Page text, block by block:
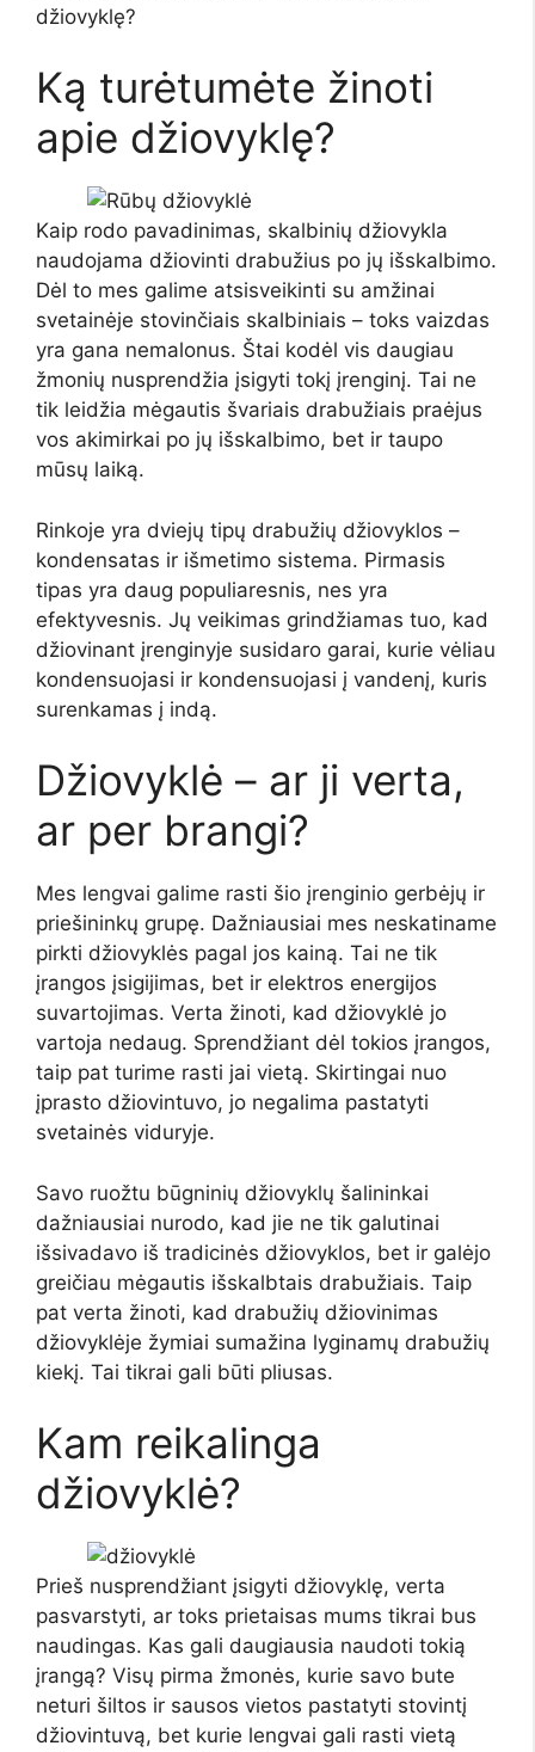
džiovyklę?
Ką turėtumėte žinoti
apie džiovyklę?
Kaip rodo pavadinimas, skalbinių džiovykla
naudojama džiovinti drabužius po jų išskalbimo.
Dėl to mes galime atsisveikinti su amžinai
svetainėje stovinčiais skalbiniais – toks vaizdas
yra gana nemalonus. Štai kodėl vis daugiau
žmonių nusprendžia įsigyti tokį įrenginį. Tai ne
tik leidžia mėgautis švariais drabužiais praėjus
vos akimirkai po jų išskalbimo, bet ir taupo
mūsų laiką.
Rinkoje yra dviejų tipų drabužių džiovyklos –
kondensatas ir išmetimo sistema. Pirmasis
tipas yra daug populiaresnis, nes yra
efektyvesnis. Jų veikimas grindžiamas tuo, kad
džiovinant įrenginyje susidaro garai, kurie vėliau
kondensuojasi ir kondensuojasi į vandenį, kuris
surenkamas į indą.
Džiovyklė – ar ji verta,
ar per brangi?
Mes lengvai galime rasti šio įrenginio gerbėjų ir
priešininkų grupę. Dažniausiai mes neskatiname
pirkti džiovyklės pagal jos kainą. Tai ne tik
įrangos įsigijimas, bet ir elektros energijos
suvartojimas. Verta žinoti, kad džiovyklė jo
vartoja nedaug. Sprendžiant dėl ​​tokios įrangos,
taip pat turime rasti jai vietą. Skirtingai nuo
įprasto džiovintuvo, jo negalima pastatyti
svetainės viduryje.
Savo ruožtu būgninių džiovyklų šalininkai
dažniausiai nurodo, kad jie ne tik galutinai
išsivadavo iš tradicinės džiovyklos, bet ir galėjo
greičiau mėgautis išskalbtais drabužiais. Taip
pat verta žinoti, kad drabužių džiovinimas
džiovyklėje žymiai sumažina lyginamų drabužių
kiekį. Tai tikrai gali būti pliusas.
Kam reikalinga
džiovyklė?
Prieš nusprendžiant įsigyti džiovyklę, verta
pasvarstyti, ar toks prietaisas mums tikrai bus
naudingas. Kas gali daugiausia naudoti tokią
įrangą? Visų pirma žmonės, kurie savo bute
neturi šiltos ir sausos vietos pastatyti stovintį
džiovintuvą, bet kurie lengvai gali rasti vietą